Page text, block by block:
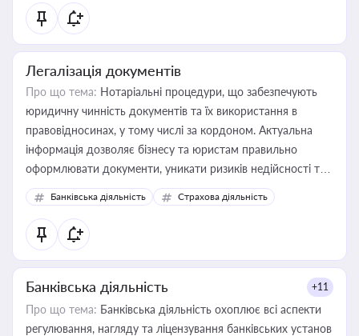
статусу суб'єктів оціночної діяльності
Легалізація документів
Про що тема: Нотаріальні процедури, що забезпечують
юридичну чинність документів та їх використання в
правовідносинах, у тому числі за кордоном. Актуальна
інформація дозволяє бізнесу та юристам правильно
оформлювати документи, уникати ризиків недійсності та
забезпечувати їх належне прийняття органами влади та
контрагентами
Банківська діяльність Страхова діяльність
Банківська діяльність +11
Про що тема: Банківська діяльність охоплює всі аспекти
регулювання, нагляду та ліцензування банківських установ